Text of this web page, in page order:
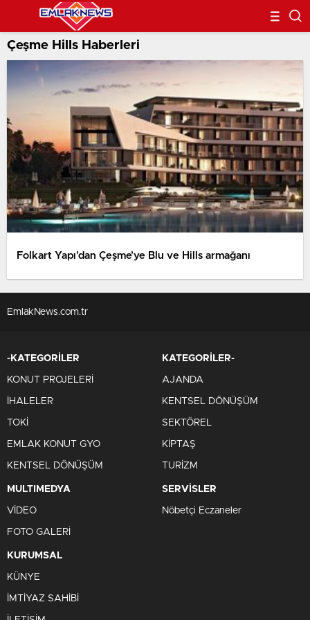
Çeşme Hills Haberleri
Folkart Yapı’dan Çeşme’ye Blu ve Hills armağanı
EmlakNews.com.tr
-KATEGORİLER
KONUT PROJELERİ
İHALELER
TOKİ
EMLAK KONUT GYO
KENTSEL DÖNÜŞÜM
KATEGORİLER-
AJANDA
KENTSEL DÖNÜŞÜM
SEKTÖREL
KİPTAŞ
TURİZM
MULTIMEDYA
VİDEO
FOTO GALERİ
SERVİSLER
Nöbetçi Eczaneler
KURUMSAL
KÜNYE
İMTİYAZ SAHİBİ